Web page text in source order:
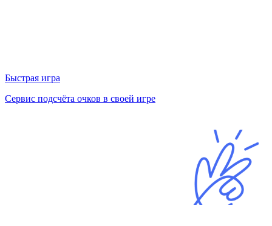
Быстрая игра
Сервис подсчёта очков в своей игре